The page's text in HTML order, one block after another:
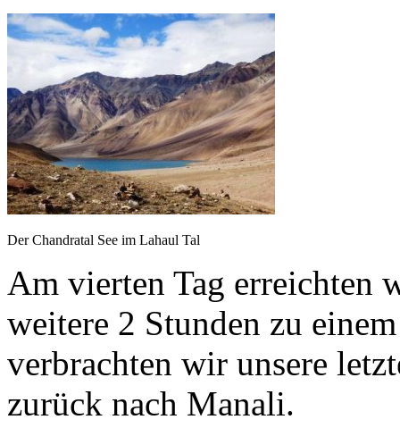
Der Chandratal See im Lahaul Tal
Am vierten Tag erreichten
weitere 2 Stunden zu
verbrachten wir unsere
zurück nach Manali.